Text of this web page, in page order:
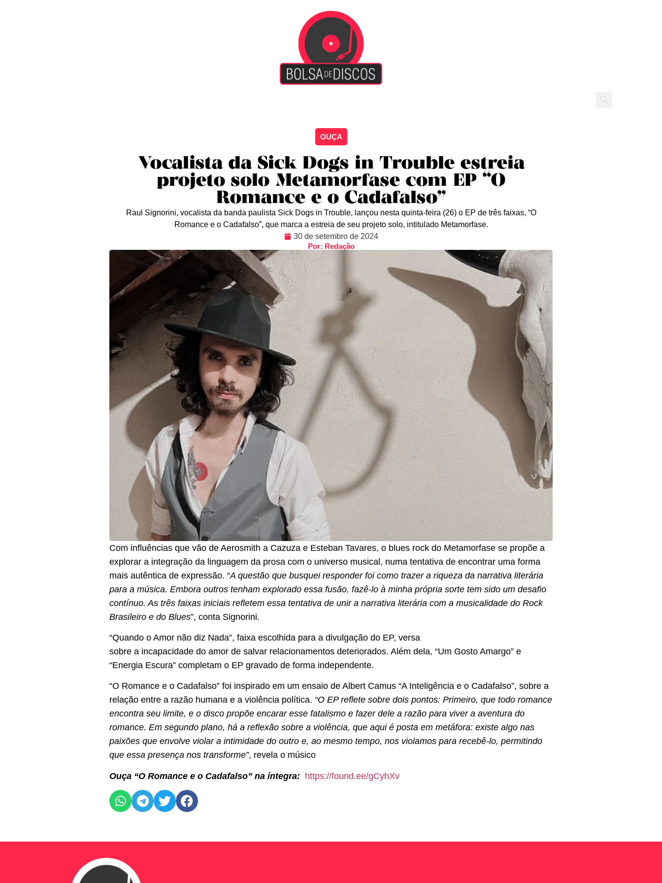
OUÇA
Vocalista da Sick Dogs in Trouble estreia
projeto solo Metamorfase com EP “O
Romance e o Cadafalso”
Raul Signorini, vocalista da banda paulista Sick Dogs in Trouble, lançou nesta quinta-feira (26) o EP de três faixas, “O
Romance e o Cadafalso”, que marca a estreia de seu projeto solo, intitulado Metamorfase.
30 de setembro de 2024
Por: Redação
Com influências que vão de Aerosmith a Cazuza e Esteban Tavares, o blues rock do Metamorfase se propõe a
explorar a integração da linguagem da prosa com o universo musical, numa tentativa de encontrar uma forma
mais autêntica de expressão. “A questão que busquei responder foi como trazer a riqueza da narrativa literária
para a música. Embora outros tenham explorado essa fusão, fazê-lo à minha própria sorte tem sido um desafio
contínuo. As três faixas iniciais refletem essa tentativa de unir a narrativa literária com a musicalidade do Rock
Brasileiro e do Blues”, conta Signorini.
“Quando o Amor não diz Nada”, faixa escolhida para a divulgação do EP, versa
sobre a incapacidade do amor de salvar relacionamentos deteriorados. Além dela, “Um Gosto Amargo” e
“Energia Escura” completam o EP gravado de forma independente.
“O Romance e o Cadafalso” foi inspirado em um ensaio de Albert Camus “A Inteligência e o Cadafalso”, sobre a
relação entre a razão humana e a violência política. “O EP reflete sobre dois pontos: Primeiro, que todo romance
encontra seu limite, e o disco propõe encarar esse fatalismo e fazer dele a razão para viver a aventura do
romance. Em segundo plano, há a reflexão sobre a violência, que aqui é posta em metáfora: existe algo nas
paixões que envolve violar a intimidade do outro e, ao mesmo tempo, nos violamos para recebê-lo, permitindo
que essa presença nos transforme”, revela o músico
Ouça “O Romance e o Cadafalso” na íntegra: https://found.ee/gCyhXv